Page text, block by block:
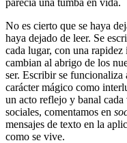
No es cierto que se haya
haya dejado de leer. Se
cada lugar, con una
cambian al abrigo de los
ser. Escribir se funcionaliza
carácter mágico como
un acto reflejo y banal cada
sociales, comentamos en
mensajes de texto en la
como se vive.